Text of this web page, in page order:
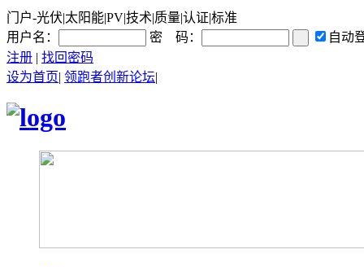
门户-光伏|太阳能|PV|技术|质量|认证|标准
用户名：
密 码：
自动
注册 | 找回密码
设为首页| 领跑者创新论坛|